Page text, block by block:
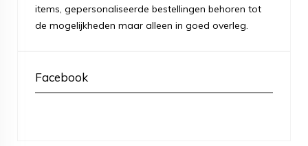
items, gepersonaliseerde bestellingen behoren tot
de mogelijkheden maar alleen in goed overleg.
Facebook